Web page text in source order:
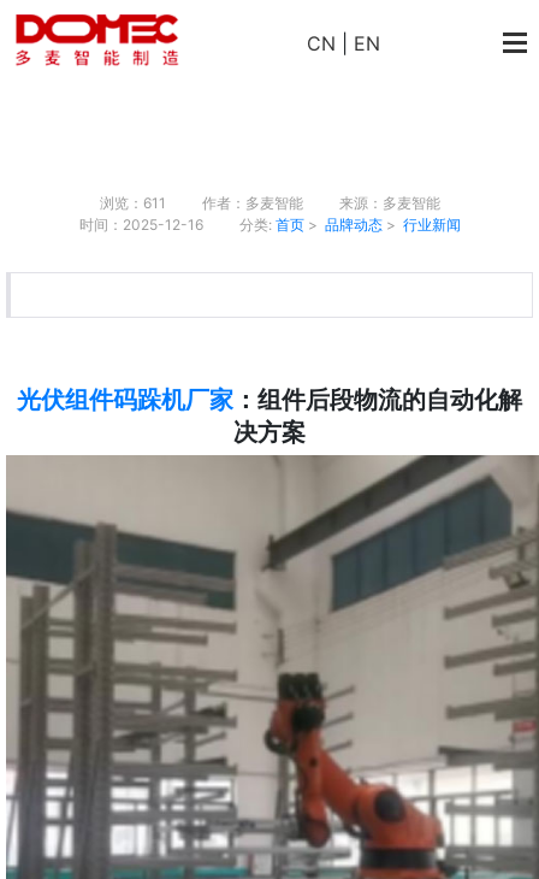
CN EN
浏览：611 作者：多麦智能
来源：多麦智能
时间：2025-12-16
分类: 首页> 品牌动态> 行业新闻
光伏组件码跺机厂家 ：组件后段物流的自动化解
决方案